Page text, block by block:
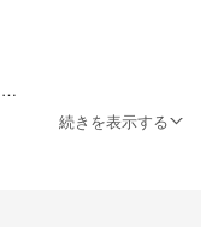
ーらしいベーシックアイ
続きを表示する